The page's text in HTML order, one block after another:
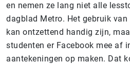
en nemen ze lang niet alle
dagblad Metro. Het gebruik
kan ontzettend handig zijn,
studenten er Facebook mee af
aantekeningen op maken. Dat